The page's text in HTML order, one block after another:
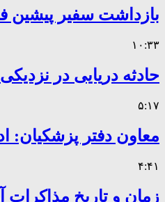
بازداشت سفیر پیشین
۱۰:۳۳
حادثه دریایی در
۵:۱۷
معاون دفتر
۴:۴۱
زمان و تاریخ مذاکرات